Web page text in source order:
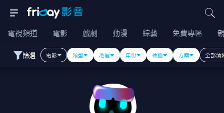
電視頻道 電影 戲劇 動漫 綜藝 免費專區
篩選 電影 類型 地區 年份 標籤 方案 全部清